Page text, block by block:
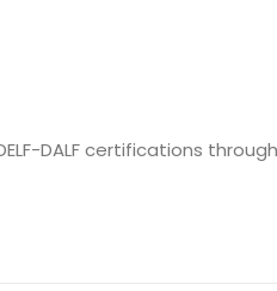
DALF certifications